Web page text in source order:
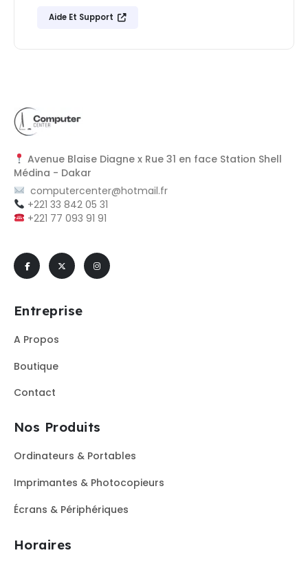
Aide Et Support
Avenue Blaise Diagne x Rue 31 en face Station Shell
Médina - Dakar
computercenter@hotmail.fr
+221 33 842 05 31
+221 77 093 91 91
Entreprise
A Propos
Boutique
Contact
Nos Produits
Ordinateurs & Portables
Imprimantes & Photocopieurs
Écrans & Périphériques
Horaires